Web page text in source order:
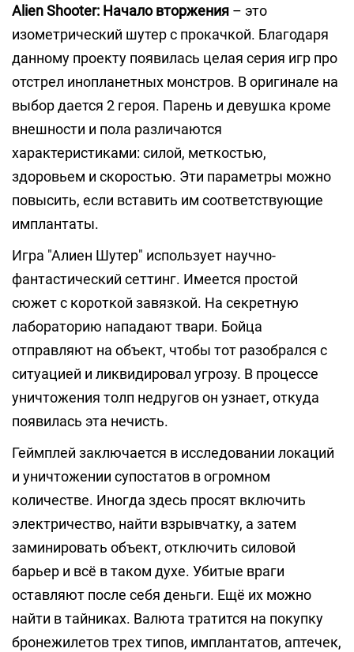
Alien Shooter: Начало вторжения – это
изометрический шутер с прокачкой. Благодаря
данному проекту появилась целая серия игр про
отстрел инопланетных монстров. В оригинале на
выбор дается 2 героя. Парень и девушка кроме
внешности и пола различаются
характеристиками: силой, меткостью,
здоровьем и скоростью. Эти параметры можно
повысить, если вставить им соответствующие
имплантаты.
Игра "Алиен Шутер" использует научно-
фантастический сеттинг. Имеется простой
сюжет с короткой завязкой. На секретную
лабораторию нападают твари. Бойца
отправляют на объект, чтобы тот разобрался с
ситуацией и ликвидировал угрозу. В процессе
уничтожения толп недругов он узнает, откуда
появилась эта нечисть.
Геймплей заключается в исследовании локаций
и уничтожении супостатов в огромном
количестве. Иногда здесь просят включить
электричество, найти взрывчатку, а затем
заминировать объект, отключить силовой
барьер и всё в таком духе. Убитые враги
оставляют после себя деньги. Ещё их можно
найти в тайниках. Валюта тратится на покупку
бронежилетов трех типов, имплантатов, аптечек,